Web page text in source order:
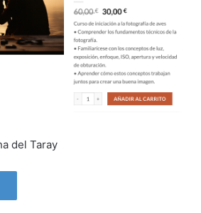
del Taray